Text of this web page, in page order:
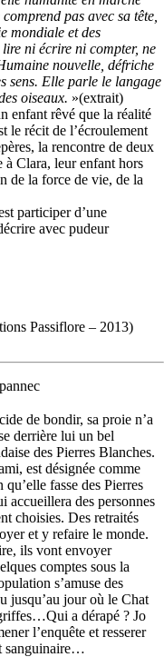
pas avec sa tête,
mondiale et des
ni écrire ni compter, ne
nouvelle, défriche
sens. Elle parle le langage
oiseaux. »(extrait)
enfant rêvé que la réalité
le récit de l’écroulement
la rencontre de deux
à Clara, leur enfant hors
de la force de vie, de la
participer d’une
avec pudeur
Passiflore – 2013)
de bondir, sa proie n’a
derrière lui un bel
des Pierres Blanches.
est désignée comme
fasse des Pierres
accueillera des personnes
choisies. Des retraités
et y refaire le monde.
ils vont envoyer
comptes sous la
s’amuse des
jusqu’au jour où le Chat
a dérapé ? Jo
l’enquête et resserer
sanguinaire…